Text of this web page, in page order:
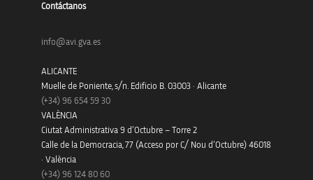
Contáctanos
info@avi.gva.es
ALICANTE
Muelle de Poniente, s/n. Edificio B. 03003 · Alicante
(+34) 96 654 59 30
VALÈNCIA
Ciutat Administrativa 9 d’Octubre – Torre 2
Calle de la Democracia, 77 (Acceso por C/ Nou d’Octubre) 46018
· València
(+34) 96 124 80 60